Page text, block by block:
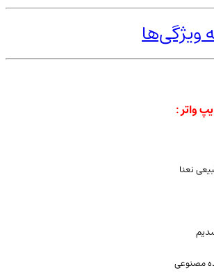
واتر :
نعنا
مصنوعی